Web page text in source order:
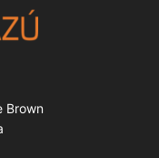
Brown